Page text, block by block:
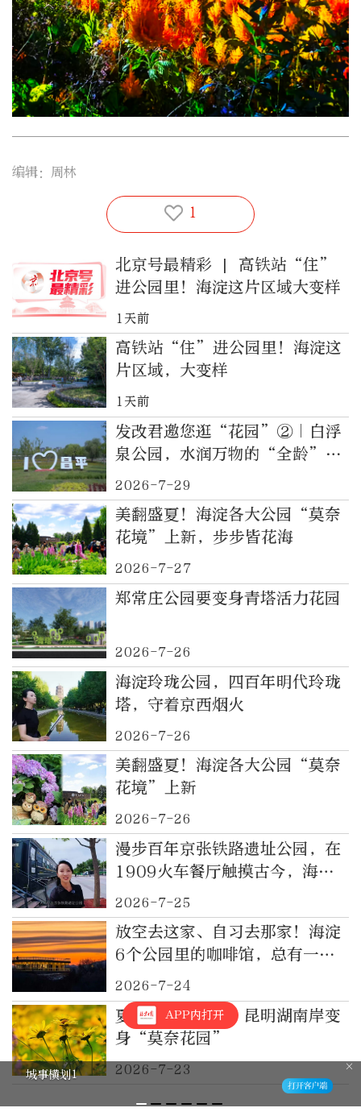
编辑：周林
1
北京号最精彩 | 高铁站“住”
进公园里！海淀这片区域大变样
1天前
高铁站“住”进公园里！海淀这
片区域，大变样
1天前
发改君邀您逛“花园”②｜白浮
泉公园，水润万物的“全龄”花
园
2026-7-29
美翻盛夏！海淀各大公园“莫奈
花境”上新，步步皆花海
2026-7-27
郑常庄公园要变身青塔活力花园
2026-7-26
海淀玲珑公园，四百年明代玲珑
塔，守着京西烟火
2026-7-26
美翻盛夏！海淀各大公园“莫奈
花境”上新
2026-7-26
漫步百年京张铁路遗址公园，在
1909火车餐厅触摸古今，海淀
免费遛娃好去处
2026-7-25
放空去这家、自习去那家！海淀
6个公园里的咖啡馆，总有一款
适合你
2026-7-24
夏花绚烂正当时，昆明湖南岸变
身“莫奈花园”
2026-7-23
APP内打开
横划1